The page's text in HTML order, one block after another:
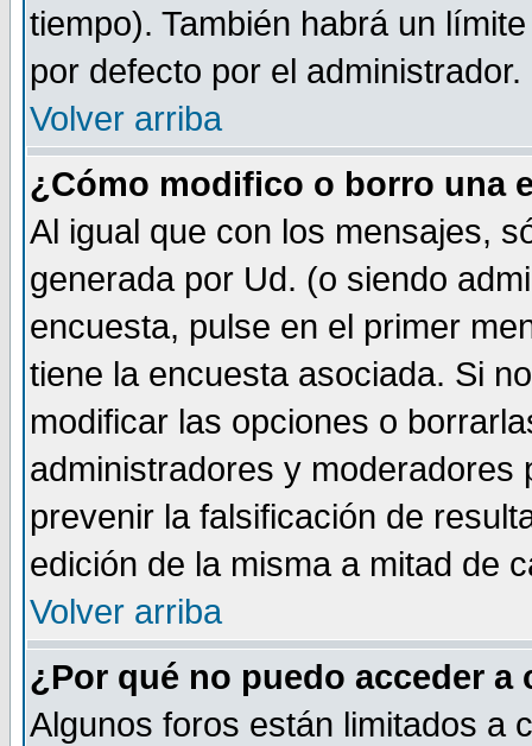
tiempo). También habrá un
por defecto por el administrador.
Volver arriba
¿Cómo modifico o borro una
Al igual que con los mensajes,
generada por Ud. (o siendo
encuesta, pulse en el primer
tiene la encuesta asociada. Si
modificar las opciones o
administradores y
prevenir la falsificación de
edición de la misma a mitad de
Volver arriba
¿Por qué no puedo acceder a
Algunos foros están limitados a